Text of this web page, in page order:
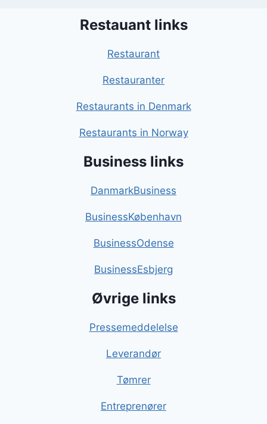
Restauant links
Restaurant
Restauranter
Restaurants in Denmark
Restaurants in Norway
Business links
DanmarkBusiness
BusinessKøbenhavn
BusinessOdense
BusinessEsbjerg
Øvrige links
Pressemeddelelse
Leverandør
Tømrer
Entreprenører